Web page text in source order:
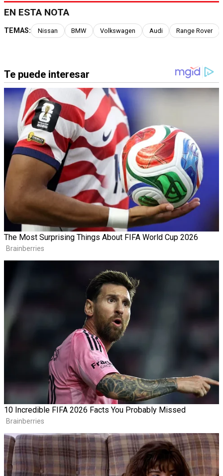
EN ESTA NOTA
TEMAS: Nissan BMW Volkswagen Audi Range Rover